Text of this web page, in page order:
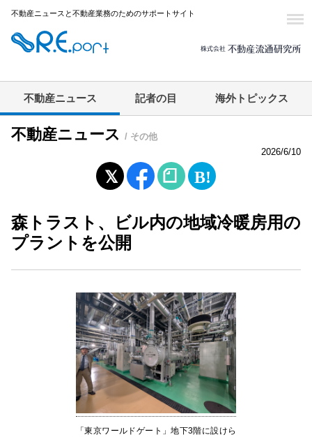
不動産ニュースと不動産業務のためのサポートサイト
不動産ニュース 記者の目 海外トピックス
不動産ニュース / その他
2026/6/10
森トラスト、ビル内の地域冷暖房用の
プラントを公開
「東京ワールドゲート」地下3階に設けら